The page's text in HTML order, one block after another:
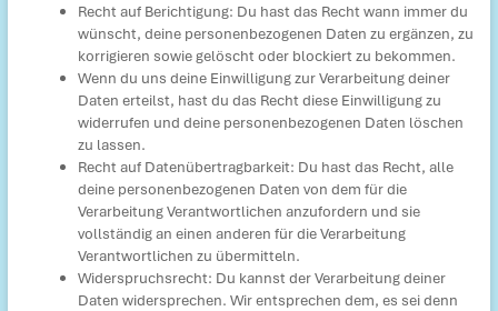
Recht auf Berichtigung: Du hast das Recht wann immer du
wünscht, deine personenbezogenen Daten zu ergänzen, zu
korrigieren sowie gelöscht oder blockiert zu bekommen.
Wenn du uns deine Einwilligung zur Verarbeitung deiner
Daten erteilst, hast du das Recht diese Einwilligung zu
widerrufen und deine personenbezogenen Daten löschen
zu lassen.
Recht auf Datenübertragbarkeit: Du hast das Recht, alle
deine personenbezogenen Daten von dem für die
Verarbeitung Verantwortlichen anzufordern und sie
vollständig an einen anderen für die Verarbeitung
Verantwortlichen zu übermitteln.
Widerspruchsrecht: Du kannst der Verarbeitung deiner
Daten widersprechen. Wir entsprechen dem, es sei denn